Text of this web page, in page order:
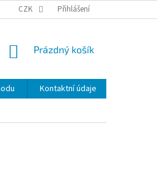
K NÁMI VYRÁBENÝM SVÍČKÁM
CZK Přihlášení
NÁKUPNÍ
Prázdný košík
Kontaktní údaje